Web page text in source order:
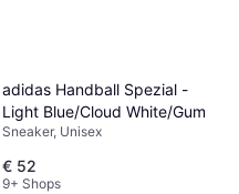
adidas Handball Spezial -
Light Blue/Cloud White/Gum
Sneaker, Unisex
€ 52
9+ Shops